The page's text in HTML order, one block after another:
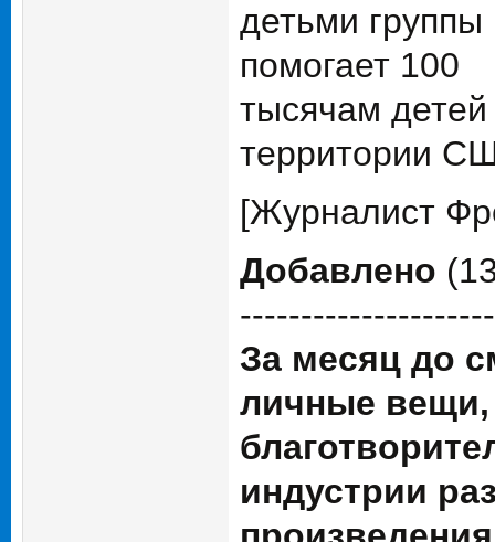
детьми
помогает 100
тысячам
территории
[Журналист
Добавлено
За месяц до
личные
индустрии